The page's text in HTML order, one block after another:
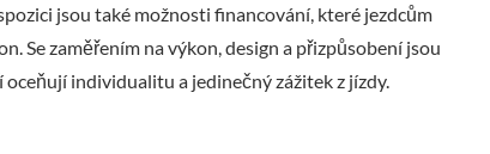
jsou také možnosti financování, které jezdcům
Se zaměřením na výkon, design a přizpůsobení jsou
individualitu a jedinečný zážitek z jízdy.